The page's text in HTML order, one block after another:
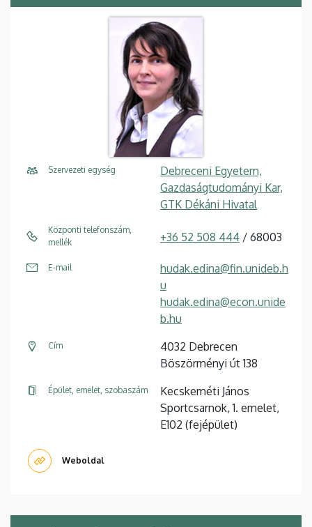
Szervezeti egység
Debreceni Egyetem,
Gazdaságtudományi Kar,
GTK Dékáni Hivatal
Központi telefonszám,
mellék
+36 52 508 444 / 68003
E-mail
hudak.edina@fin.unideb.h
u
hudak.edina@econ.unide
b.hu
Cím
4032 Debrecen
Böszörményi út 138
Épület, emelet, szobaszám
Kecskeméti János
Sportcsarnok, 1. emelet,
E102 (fejépület)
Weboldal